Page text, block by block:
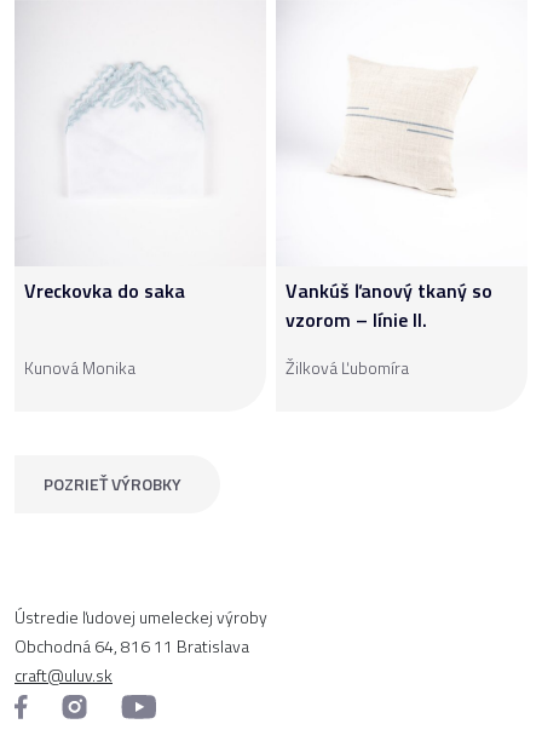
Vreckovka do saka
Kunová Monika
Vankúš ľanový tkaný so
vzorom – línie II.
Žilková Ľubomíra
POZRIEŤ VÝROBKY
Ústredie ľudovej umeleckej výroby
Obchodná 64, 816 11 Bratislava
craft@uluv.sk